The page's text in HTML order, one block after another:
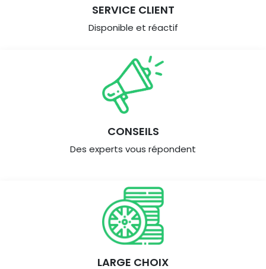
SERVICE CLIENT
Disponible et réactif
CONSEILS
Des experts vous répondent
LARGE CHOIX